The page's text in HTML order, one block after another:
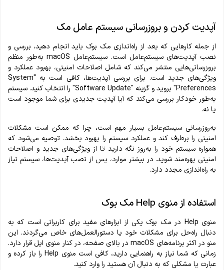
آپدیت کردن و بروزرسانی سیستم عامل مک
از جمله کارهایی که بعد از راه‌اندازی مک بوک باید انجام دهید، بررسی و
نصب آپدیت‌های سیستم‌عامل است. سیستم‌عامل macOS به‌طور منظم
بروزرسانی‌هایی منتشر می‌کند که شامل اصلاحات امنیتی، بهبود عملکرد و
ویژگی‌های جدید است. برای بررسی آپدیت‌ها، کافی است به "System
Preferences" بروید و گزینه "Software Update" را انتخاب کنید. سیستم
به‌طور خودکار بررسی می‌کند که آیا آپدیت جدیدی برای شما موجود است
یا نه.
به‌روزرسانی سیستم‌عامل بسیار مهم است، چرا که ممکن است مشکلات
امنیتی را برطرف کند و عملکرد سیستم را بهبود بخشد. توصیه می‌شود که
همواره سیستم خود را به‌روز نگه دارید تا از ویژگی‌های جدید و اصلاحات
امنیتی بهره‌مند شوید. در بیشتر موارد، پس از نصب آپدیت‌ها، سیستم نیاز
به راه‌اندازی مجدد دارد.
استفاده از منوی Help مک بوک
منوی Help در مک بوک یکی از ابزارهای مفید برای کاربرانی است که به
دنبال راه‌حل برای مشکلات خود یا دستورالعمل‌های خاص می‌گردند. این
منو در اکثر برنامه‌های macOS در بالای صفحه، در کنار منوی اپل قرار دارد.
زمانی که شما نیاز به راهنمایی دارید، کافی است منوی Help را باز کرده و
عبارت یا مشکلی که به دنبال آن هستید را وارد کنید.